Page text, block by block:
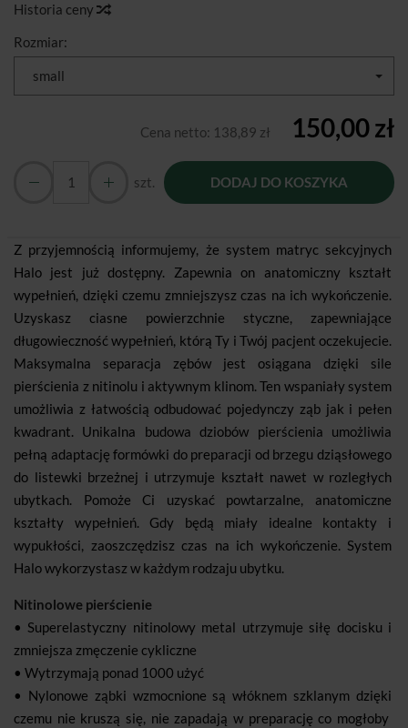
Historia ceny
Rozmiar:
small
Cena netto: 138,89 zł 150,00 zł
szt. DODAJ DO KOSZYKA
Z przyjemnością informujemy, że system matryc sekcyjnych
Halo jest już dostępny. Zapewnia on anatomiczny kształt
wypełnień, dzięki czemu zmniejszysz czas na ich wykończenie.
Uzyskasz ciasne powierzchnie styczne, zapewniające
długowieczność wypełnień, którą Ty i Twój pacjent oczekujecie.
Maksymalna separacja zębów jest osiągana dzięki sile
pierścienia z nitinolu i aktywnym klinom. Ten wspaniały system
umożliwia z łatwością odbudować pojedynczy ząb jak i pełen
kwadrant. Unikalna budowa dziobów pierścienia umożliwia
pełną adaptację formówki do preparacji od brzegu dziąsłowego
do listewki brzeżnej i utrzymuje kształt nawet w rozległych
ubytkach. Pomoże Ci uzyskać powtarzalne, anatomiczne
kształty wypełnień. Gdy będą miały idealne kontakty i
wypukłości, zaoszczędzisz czas na ich wykończenie. System
Halo wykorzystasz w każdym rodzaju ubytku.
Nitinolowe pierścienie
• Superelastyczny nitinolowy metal utrzymuje siłę docisku i
zmniejsza zmęczenie cykliczne
• Wytrzymają ponad 1000 użyć
• Nylonowe ząbki wzmocnione są włóknem szklanym dzięki
czemu nie kruszą się, nie zapadają w preparację co mogłoby